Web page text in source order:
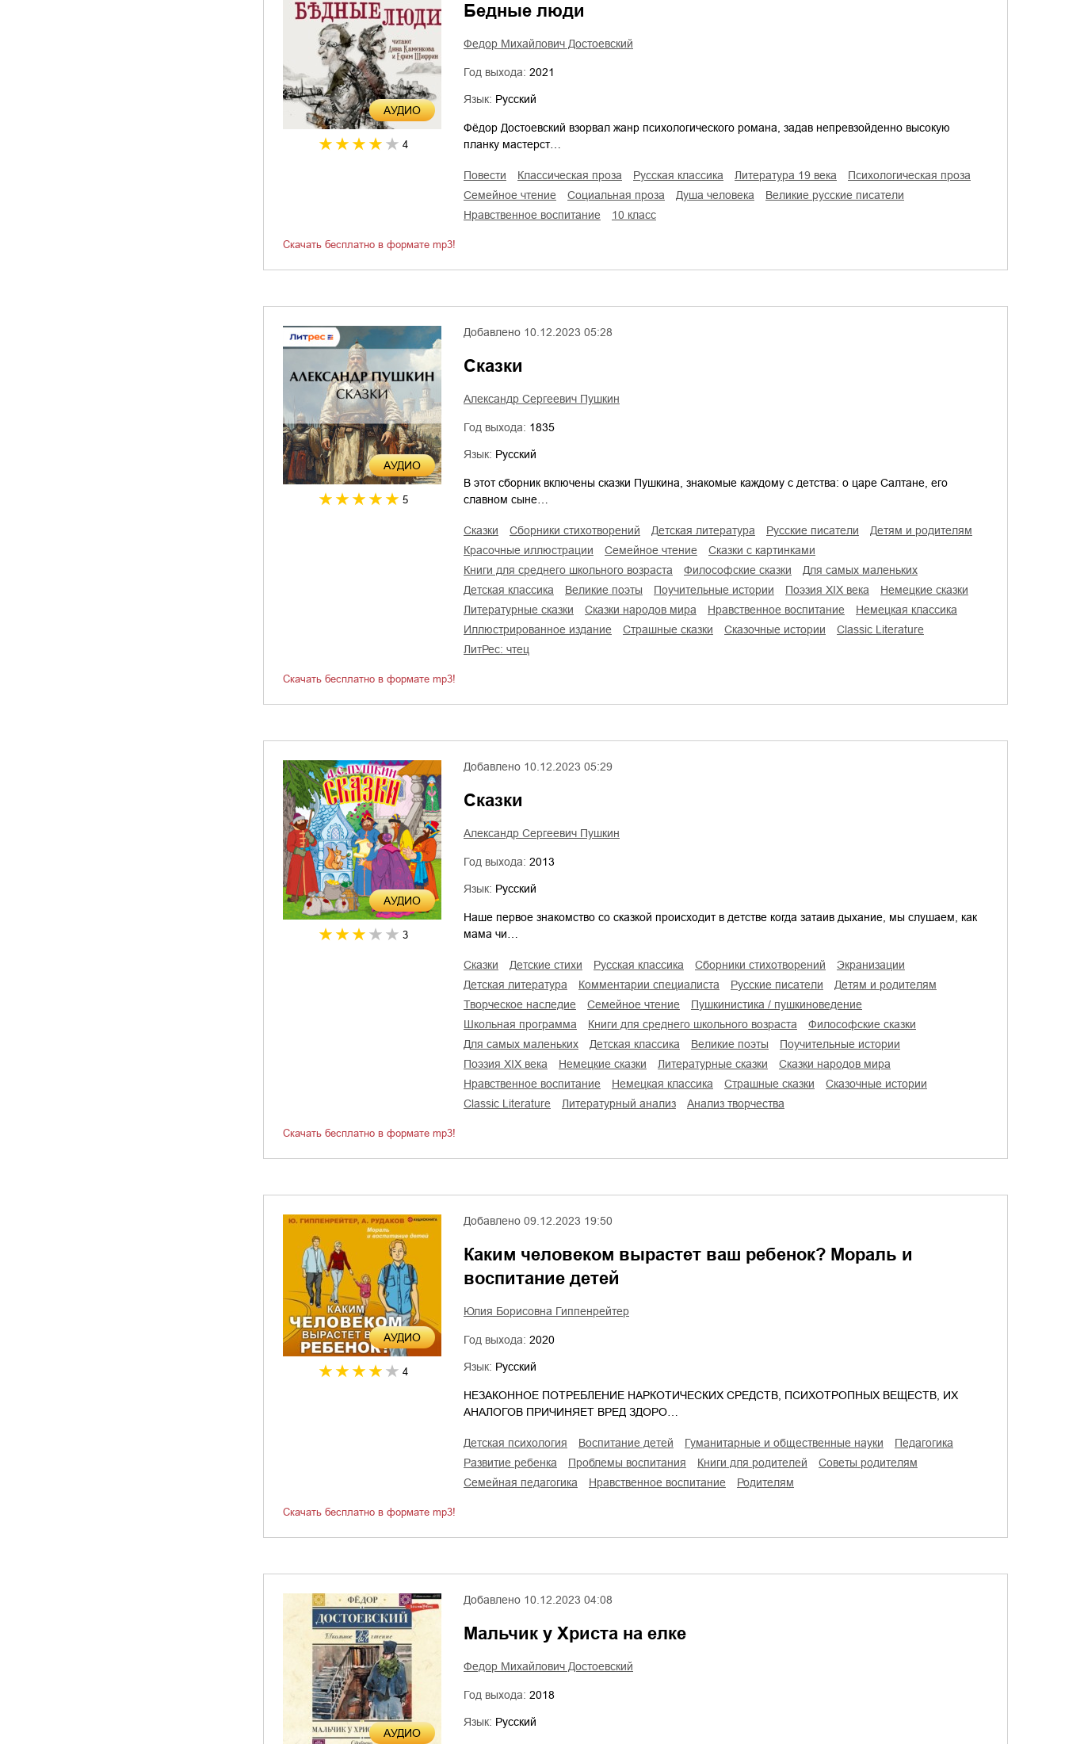
AУДИО
4
Бедные люди
Федор Михайлович Достоевский
Год выхода: 2021
Язык: Русский
Фёдор Достоевский взорвал жанр психологического романа, задав непревзойденно высокую
планку мастерст…
повести классическая проза русская классика литература 19 века
психологическая проза
семейное чтение
социальная проза душа человека
великие русские писатели
нравственное воспитание
10 класс
Скачать бесплатно в формате mp3!
AУДИО
5
Добавлено 10.12.2023 05:28
Сказки
Александр Сергеевич Пушкин
Год выхода: 1835
Язык: Русский
В этот сборник включены сказки Пушкина, знакомые каждому с детства: о царе Салтане, его
славном сыне…
сказки сборники стихотворений детская литература русские писатели
детям и родителям
красочные иллюстрации
семейное чтение
сказки с картинками
книги для среднего школьного возраста
философские сказки
для самых маленьких
детская классика
великие поэты поучительные истории поэзия XIX века
немецкие сказки
литературные сказки
сказки народов мира нравственное воспитание
немецкая классика
иллюстрированное издание
страшные сказки сказочные истории
Classic Literature
ЛитРес: чтец
Скачать бесплатно в формате mp3!
AУДИО
3
Добавлено 10.12.2023 05:29
Сказки
Александр Сергеевич Пушкин
Год выхода: 2013
Язык: Русский
Наше первое знакомство со сказкой происходит в детстве когда затаив дыхание, мы слушаем, как
мама чи…
сказки детские стихи русская классика сборники стихотворений
экранизации
детская литература
комментарии специалиста русские писатели
детям и родителям
творческое наследие
семейное чтение
пушкинистика / пушкиноведение
школьная программа
книги для среднего школьного возраста
философские сказки
для самых маленьких
детская классика великие поэты
поучительные истории
поэзия XIX века
немецкие сказки литературные сказки
сказки народов мира
нравственное воспитание
немецкая классика страшные сказки
сказочные истории
Classic Literature
литературный анализ анализ творчества
Скачать бесплатно в формате mp3!
AУДИО
4
Добавлено 09.12.2023 19:50
Каким человеком вырастет ваш ребенок? Мораль и
воспитание детей
Юлия Борисовна Гиппенрейтер
Год выхода: 2020
Язык: Русский
НЕЗАКОННОЕ ПОТРЕБЛЕНИЕ НАРКОТИЧЕСКИХ СРЕДСТВ, ПСИХОТРОПНЫХ ВЕЩЕСТВ, ИХ
АНАЛОГОВ ПРИЧИНЯЕТ ВРЕД ЗДОРО…
детская психология воспитание детей гуманитарные и общественные науки
педагогика
развитие ребенка
проблемы воспитания книги для родителей
советы родителям
семейная педагогика
нравственное воспитание родителям
Скачать бесплатно в формате mp3!
AУДИО
Добавлено 10.12.2023 04:08
Мальчик у Христа на елке
Федор Михайлович Достоевский
Год выхода: 2018
Язык: Русский